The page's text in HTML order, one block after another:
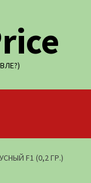
F1 (0,2 ГР.)